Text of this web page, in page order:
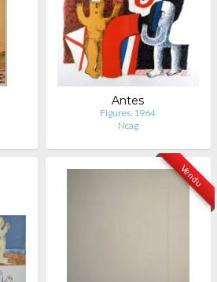
Antes
Figures, 1964
Ncag
Vendu